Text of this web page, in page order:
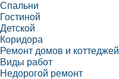
Спальни
Гостиной
Детской
Коридора
Ремонт домов и коттеджей
Виды работ
Недорогой ремонт